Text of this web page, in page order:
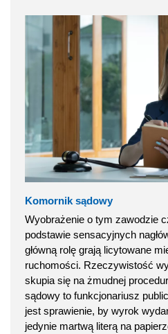
Komornik sądowy
Wyobrażenie o tym zawodzie
podstawie sensacyjnych
główną rolę grają licytowane
ruchomości. Rzeczywistość
skupia się na żmudnej
sądowy to funkcjonariusz
jest sprawienie, by wyrok
jedynie martwą literą na